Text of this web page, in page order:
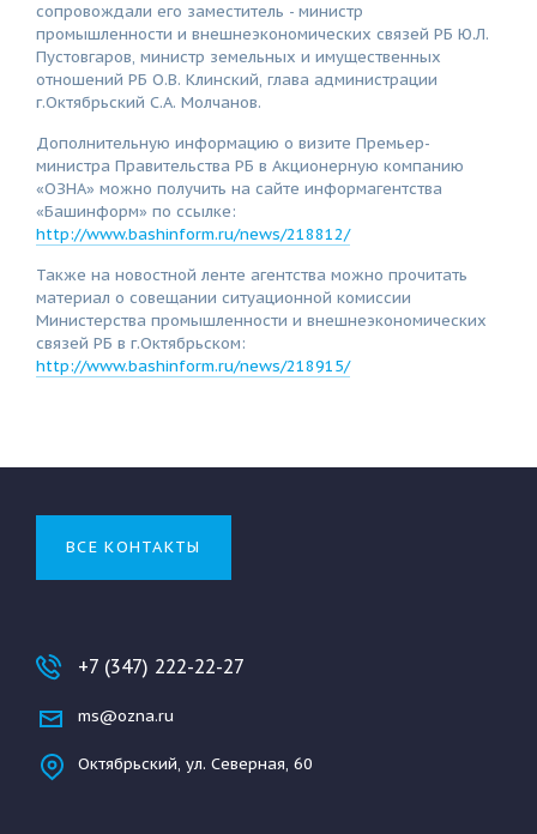
сопровождали его заместитель - министр
промышленности и внешнеэкономических связей РБ Ю.Л.
Пустовгаров, министр земельных и имущественных
отношений РБ О.В. Клинский, глава администрации
г.Октябрьский С.А. Молчанов.
Дополнительную информацию о визите Премьер-
министра Правительства РБ в Акционерную компанию
«ОЗНА» можно получить на сайте информагентства
«Башинформ» по ссылке:
http://www.bashinform.ru/news/218812/
Также на новостной ленте агентства можно прочитать
материал о совещании ситуационной комиссии
Министерства промышленности и внешнеэкономических
связей РБ в г.Октябрьском:
http://www.bashinform.ru/news/218915/
ВСЕ КОНТАКТЫ
+7 (347) 222-22-27
ms@ozna.ru
Октябрьский, ул. Северная, 60